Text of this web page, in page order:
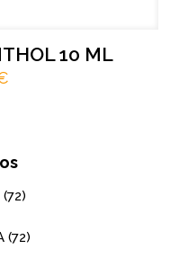
10 ML
(72)
(72)